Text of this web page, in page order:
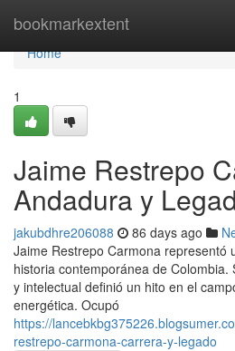
bookmarkextent
Home
Home
1
Jaime Restrepo
Andadura y
jakubdhre206088 86 days ago
Jaime Restrepo Carmona representó
historia contemporánea de Colombia.
y intelectual definió un hito en el
energética. Ocupó
https://
restrepo-carmona-carrera-y-legado